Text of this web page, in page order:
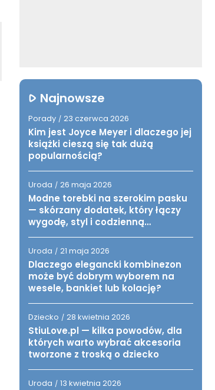
Najnowsze
Porady / 23 czerwca 2026
Kim jest Joyce Meyer i dlaczego jej
książki cieszą się tak dużą
popularnością?
Uroda / 26 maja 2026
Modne torebki na szerokim pasku
— skórzany dodatek, który łączy
wygodę, styl i codzienną
Uroda / 21 maja 2026
Dlaczego elegancki kombinezon
może być dobrym wyborem na
wesele, bankiet lub kolację?
Dziecko / 28 kwietnia 2026
StiuLove.pl — kilka powodów, dla
których warto wybrać akcesoria
tworzone z troską o dziecko
Uroda / 13 kwietnia 2026